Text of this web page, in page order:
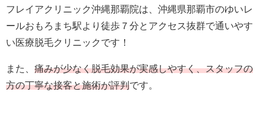
フレイアクリニック沖縄那覇院は、沖縄県那覇市のゆいレ
ールおもろまち駅より徒歩７分とアクセス抜群で通いやす
い医療脱毛クリニックです！
また、 痛みが少なく脱毛効果が実感しやすく、スタッフの
方の丁寧な接客と施術が評判です。